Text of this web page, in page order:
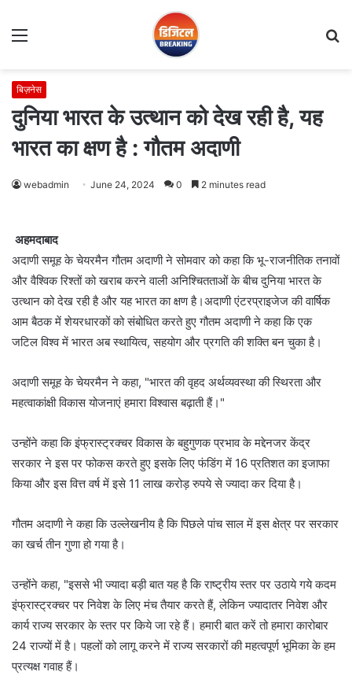
Menu
बिज़नेस
दुनिया भारत के उत्थान को देख रही है, यह
भारत का क्षण है : गौतम अदाणी
webadmin June 24, 2024 0 2 minutes read
अहमदाबाद
अदाणी समूह के चेयरमैन गौतम अदाणी ने सोमवार को कहा कि भू-राजनीतिक तनावों
और वैश्विक रिश्तों को खराब करने वाली अनिश्चितताओं के बीच दुनिया भारत के
उत्थान को देख रही है और यह भारत का क्षण है।अदाणी एंटरप्राइजेज की वार्षिक
आम बैठक में शेयरधारकों को संबोधित करते हुए गौतम अदाणी ने कहा कि एक
जटिल विश्व में भारत अब स्थायित्व, सहयोग और प्रगति की शक्ति बन चुका है।
अदाणी समूह के चेयरमैन ने कहा, "भारत की वृहद अर्थव्यवस्था की स्थिरता और
महत्वाकांक्षी विकास योजनाएं हमारा विश्वास बढ़ाती हैं।"
उन्होंने कहा कि इंफ्रास्ट्रक्चर विकास के बहुगुणक प्रभाव के मद्देनजर केंद्र
सरकार ने इस पर फोकस करते हुए इसके लिए फंडिंग में 16 प्रतिशत का इजाफा
किया और इस वित्त वर्ष में इसे 11 लाख करोड़ रुपये से ज्यादा कर दिया है।
गौतम अदाणी ने कहा कि उल्लेखनीय है कि पिछले पांच साल में इस क्षेत्र पर सरकार
का खर्च तीन गुणा हो गया है।
उन्होंने कहा, "इससे भी ज्यादा बड़ी बात यह है कि राष्ट्रीय स्तर पर उठाये गये कदम
इंफ्रास्ट्रक्चर पर निवेश के लिए मंच तैयार करते हैं, लेकिन ज्यादातर निवेश और
कार्य राज्य सरकार के स्तर पर किये जा रहे हैं। हमारी बात करें तो हमारा कारोबार
24 राज्यों में है। पहलों को लागू करने में राज्य सरकारों की महत्वपूर्ण भूमिका के हम
प्रत्यक्ष गवाह हैं।